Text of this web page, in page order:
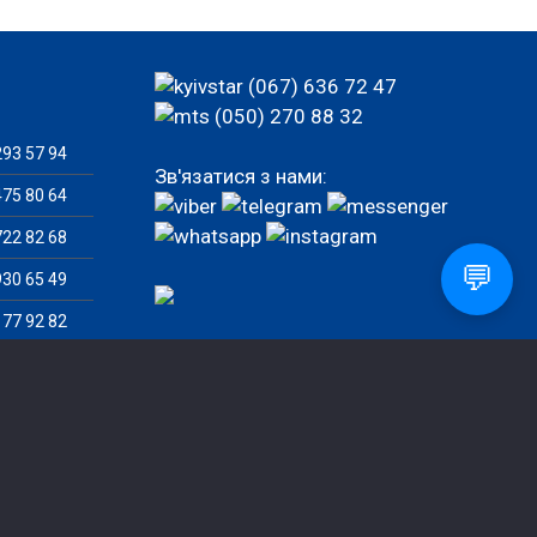
57 94
80 64
82 68
65 49
92 82
(067) 636 72 47
(050) 270 88 32
Зв'язатися з нами:
💬